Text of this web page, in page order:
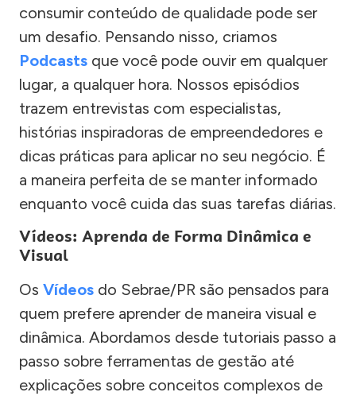
consumir conteúdo de qualidade pode ser
um desafio. Pensando nisso, criamos
Podcasts que você pode ouvir em qualquer
lugar, a qualquer hora. Nossos episódios
trazem entrevistas com especialistas,
histórias inspiradoras de empreendedores e
dicas práticas para aplicar no seu negócio. É
a maneira perfeita de se manter informado
enquanto você cuida das suas tarefas diárias.
Vídeos: Aprenda de Forma Dinâmica e
Visual
Os Vídeos do Sebrae/PR são pensados para
quem prefere aprender de maneira visual e
dinâmica. Abordamos desde tutoriais passo a
passo sobre ferramentas de gestão até
explicações sobre conceitos complexos de